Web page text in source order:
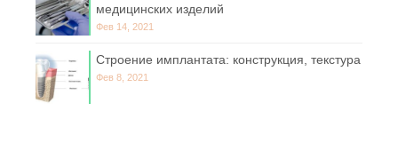
медицинских изделий
Фев 14, 2021
Строение имплантата: конструкция, текстура
Фев 8, 2021